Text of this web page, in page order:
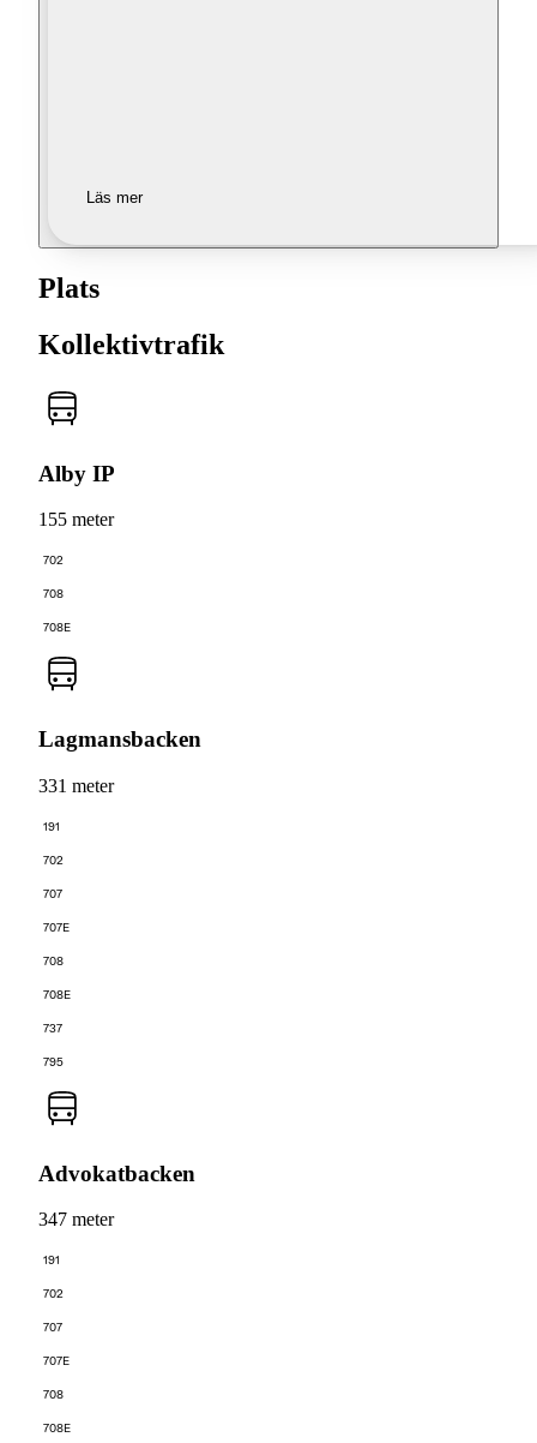
Läs mer
Plats
Kollektivtrafik
Alby IP
155 meter
702
708
708E
Lagmansbacken
331 meter
191
702
707
707E
708
708E
737
795
Advokatbacken
347 meter
191
702
707
707E
708
708E